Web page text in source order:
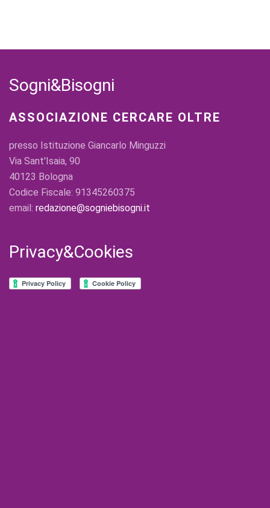
Sogni&Bisogni
ASSOCIAZIONE CERCARE OLTRE
presso Istituzione Giancarlo Minguzzi
Via Sant'Isaia, 90
40123 Bologna
Codice Fiscale: 91345260375
email: redazione@sogniebisogni.it
Privacy&Cookies